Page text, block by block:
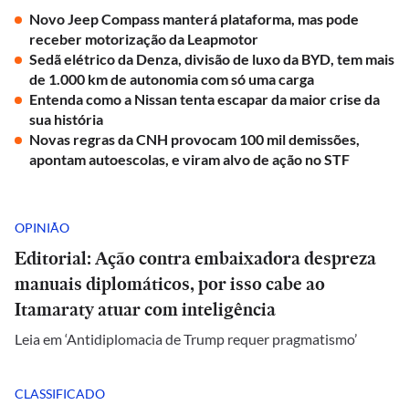
Novo Jeep Compass manterá plataforma, mas pode
receber motorização da Leapmotor
Sedã elétrico da Denza, divisão de luxo da BYD, tem mais
de 1.000 km de autonomia com só uma carga
Entenda como a Nissan tenta escapar da maior crise da
sua história
Novas regras da CNH provocam 100 mil demissões,
apontam autoescolas, e viram alvo de ação no STF
OPINIÃO
Editorial: Ação contra embaixadora despreza
manuais diplomáticos, por isso cabe ao
Itamaraty atuar com inteligência
Leia em ‘Antidiplomacia de Trump requer pragmatismo’
CLASSIFICADO